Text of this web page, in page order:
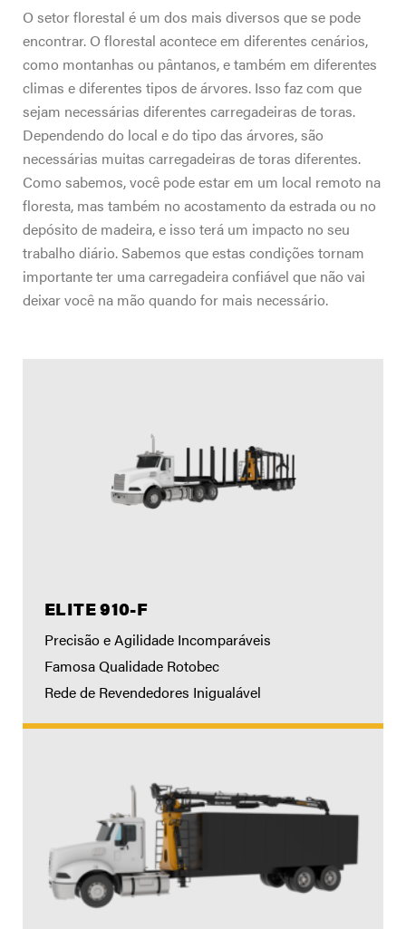
O setor florestal é um dos mais diversos que se pode
encontrar. O florestal acontece em diferentes cenários,
como montanhas ou pântanos, e também em diferentes
climas e diferentes tipos de árvores. Isso faz com que
sejam necessárias diferentes carregadeiras de toras.
Dependendo do local e do tipo das árvores, são
necessárias muitas carregadeiras de toras diferentes.
Como sabemos, você pode estar em um local remoto na
floresta, mas também no acostamento da estrada ou no
depósito de madeira, e isso terá um impacto no seu
trabalho diário. Sabemos que estas condições tornam
importante ter uma carregadeira confiável que não vai
deixar você na mão quando for mais necessário.
ELITE 910-F
Precisão e Agilidade Incomparáveis
Famosa Qualidade Rotobec
Rede de Revendedores Inigualável